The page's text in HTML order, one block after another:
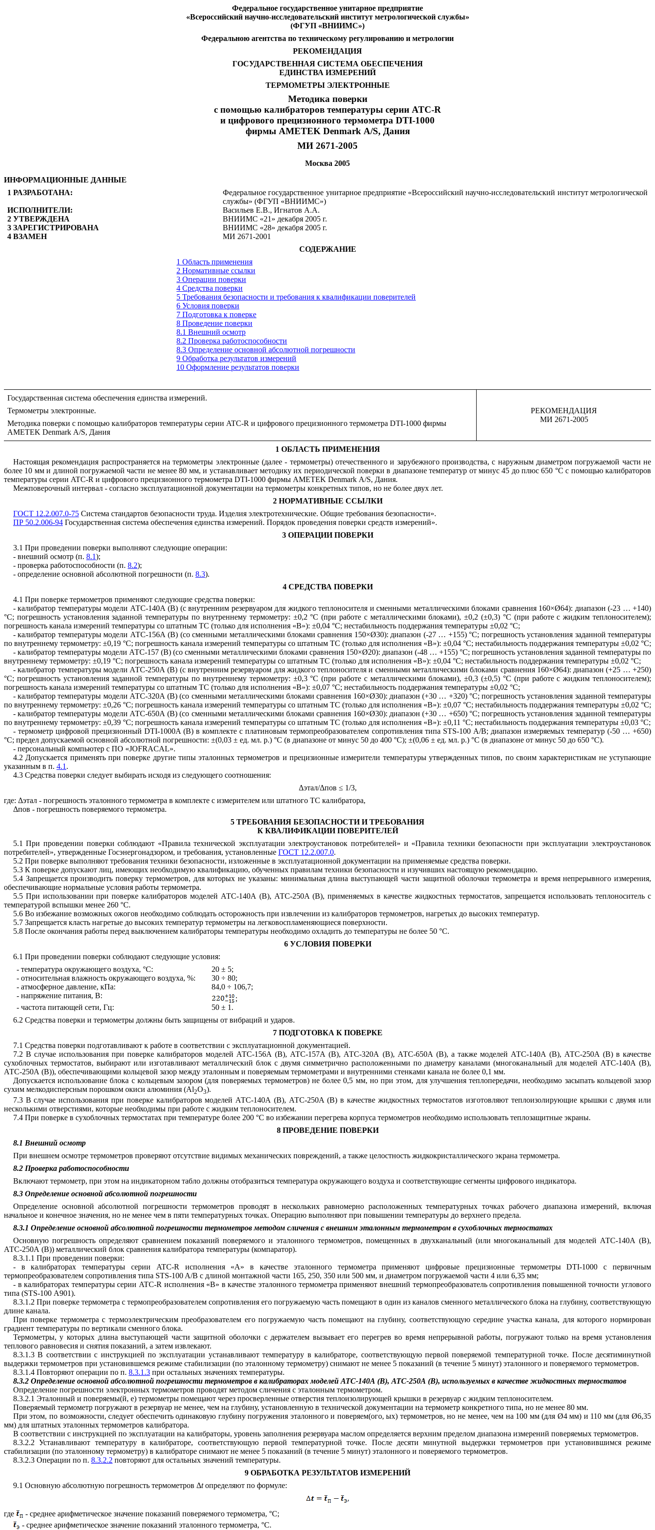
Федеральное государственное унитарное предприятие
«Всероссийский научно-исследовательский институт метрологической службы»
(ФГУП «ВНИИМС»)
Федеральною агентства по техническому регулированию и метрологии
РЕКОМЕНДАЦИЯ
ГОСУДАРСТВЕННАЯ СИСТЕМА ОБЕСПЕЧЕНИЯ
ЕДИНСТВА ИЗМЕРЕНИЙ
ТЕРМОМЕТРЫ ЭЛЕКТРОННЫЕ
Методика поверки
с помощью калибраторов температуры серии ATC-R
и цифрового прецизионного термометра DTI-1000
фирмы АМЕТЕK Denmark А/S, Дания
МИ 2671-2005
Москва 2005
ИНФОРМАЦИОННЫЕ ДАННЫЕ
1 РАЗРАБОТАНА:
Федеральное государственное унитарное предприятие «Всероссийский научно-исследовательский институт метрологической
службы» (ФГУП «ВНИИМС»)
ИСПОЛНИТЕЛИ:
Васильев Е.В., Игнатов А.А.
2 УТВЕРЖДЕНА
ВНИИМС «21» декабря 2005 г.
3 ЗАРЕГИСТРИРОВАНА
ВНИИМС «28» декабря 2005 г.
4 ВЗАМЕН
МИ 2671-2001
СОДЕРЖАНИЕ
1 Область применения
2 Нормативные ссылки
3 Операции поверки
4 Средства поверки
5 Требования безопасности и требования к квалификации поверителей
6 Условия поверки
7 Подготовка к поверке
8 Проведение поверки
8.1 Внешний осмотр
8.2 Проверка работоспособности
8.3 Определение основной абсолютной погрешности
9 Обработка результатов измерений
10 Оформление результатов поверки
Государственная система обеспечения единства измерений.
Термометры электронные.
Методика поверки с помощью калибраторов температуры серии ATC-R и цифрового прецизионного термометра DTI-1000 фирмы
АМЕТЕK Denmark А/S, Дания
РЕКОМЕНДАЦИЯ
МИ 2671-2005
1 ОБЛАСТЬ ПРИМЕНЕНИЯ
Настоящая рекомендация распространяется на термометры электронные (далее - термометры) отечественного и зарубежного производства, с наружным диаметром погружаемой части не
более 10 мм и длиной погружаемой части не менее 80 мм, и устанавливает методику их периодической поверки в диапазоне температур от минус 45 до плюс 650 °С с помощью калибраторов
температуры серии ATC-R и цифрового прецизионного термометра DTI-1000 фирмы АМЕТЕK Denmark А/S, Дания.
Межповерочный интервал - согласно эксплуатационной документации на термометры конкретных типов, но не более двух лет.
2 НОРМАТИВНЫЕ ССЫЛКИ
ГОСТ 12.2.007.0-75Система стандартов безопасности труда. Изделия электротехнические. Общие требования безопасности».
ПР 50.2.006-94Государственная система обеспечения единства измерений. Порядок проведения поверки средств измерений».
3 ОПЕРАЦИИ ПОВЕРКИ
3.1 При проведении поверки выполняют следующие операции:
- внешний осмотр (п. 8.1);
- проверка работоспособности (п. 8.2);
- определение основной абсолютной погрешности (п. 8.3).
4 СРЕДСТВА ПОВЕРКИ
4.1 При поверке термометров применяют следующие средства поверки:
- калибратор температуры модели АТС-140А (В) (с внутренним резервуаром для жидкого теплоносителя и сменными металлическими блоками сравнения 160×Ø64): диапазон (-23 … +140)
°С; погрешность установления заданной температуры по внутреннему термометру: ±0,2 °С (при работе с металлическими блоками), ±0,2 (±0,3) °С (при работе с жидким теплоносителем);
погрешность канала измерений температуры со штатным ТС (только для исполнения «В»): ±0,04 °С; нестабильность поддержания температуры ±0,02 °С;
- калибратор температуры модели АТС-156А (В) (со сменными металлическими блоками сравнения 150×Ø30): диапазон (-27 … +155) °С; погрешность установления заданной температуры
по внутреннему термометру: ±0,19 °С; погрешность канала измерений температуры со штатным ТС (только для исполнения «В»): ±0,04 °С; нестабильность поддержания температуры ±0,02 °С;
- калибратор температуры модели АТС-157 (В) (со сменными металлическими блоками сравнения 150×Ø20): диапазон (-48 … +155) °С; погрешность установления заданной температуры по
внутреннему термометру: ±0,19 °С; погрешность канала измерений температуры со штатным ТС (только для исполнения «В»): ±0,04 °С; нестабильность поддержания температуры ±0,02 °С;
- калибратор температуры модели АТС-250А (В) (с внутренним резервуаром для жидкого теплоносителя и сменными металлическими блоками сравнения 160×Ø64): диапазон (+25 … +250)
°С; погрешность установления заданной температуры по внутреннему термометру: ±0,3 °С (при работе с металлическими блоками), ±0,3 (±0,5) °С (при работе с жидким теплоносителем);
погрешность канала измерений температуры со штатным ТС (только для исполнения «В»): ±0,07 °С; нестабильность поддержания температуры ±0,02 °С;
- калибратор температуры модели АТС-320А (В) (со сменными металлическими блоками сравнения 160×Ø30): диапазон (+30 … +320) °С; погрешность установления заданной температуры
по внутреннему термометру: ±0,26 °С; погрешность канала измерений температуры со штатным ТС (только для исполнения «В»): ±0,07 °С; нестабильность поддержания температуры ±0,02 °С;
- калибратор температуры модели АТС-650А (В) (со сменными металлическими блоками сравнения 160×Ø30): диапазон (+30 … +650) °С; погрешность установления заданной температуры
по внутреннему термометру: ±0,39 °С; погрешность канала измерений температуры со штатным ТС (только для исполнения «В»): ±0,11 °С; нестабильность поддержания температуры ±0,03 °С;
- термометр цифровой прецизионный DTI-1000A (B) в комплекте с платиновым термопреобразователем сопротивления типа STS-100 А/В; диапазон измеряемых температур (-50 … +650)
°С; предел допускаемой основной абсолютной погрешности: ±(0,03 ± ед. мл. р.) °С (в диапазоне от минус 50 до 400 °С); ±(0,06 ± ед. мл. р.) °С (в диапазоне от минус 50 до 650 °С).
- персональный компьютер с ПО «JOFRACAL».
4.2 Допускается применять при поверке другие типы эталонных термометров и прецизионные измерители температуры утвержденных типов, по своим характеристикам не уступающие
указанным в п. 4.1 .
4.3 Средства поверки следует выбирать исходя из следующего соотношения:
Δэтал/Δпов ≤ 1/3,
где: Δэтал - погрешность эталонного термометра в комплекте с измерителем или штатного ТС калибратора,
Δпов - погрешность поверяемого термометра.
5 ТРЕБОВАНИЯ БЕЗОПАСНОСТИ И ТРЕБОВАНИЯ
К КВАЛИФИКАЦИИ ПОВЕРИТЕЛЕЙ
5.1 При проведении поверки соблюдают «Правила технической эксплуатации электроустановок потребителей» и «Правила техники безопасности при эксплуатации электроустановок
потребителей», утвержденные Госэнергонадзором, и требования, установленные ГОСТ 12.2.007.0.
5.2 При поверке выполняют требования техники безопасности, изложенные в эксплуатационной документации на применяемые средства поверки.
5.3 К поверке допускают лиц, имеющих необходимую квалификацию, обученных правилам техники безопасности и изучивших настоящую рекомендацию.
5.4 Запрещается производить поверку термометров, для которых не указаны: минимальная длина выступающей части защитной оболочки термометра и время непрерывного измерения,
обеспечивающие нормальные условия работы термометра.
5.5 При использовании при поверке калибраторов моделей АТС-140А (В), АТС-250А (В), применяемых в качестве жидкостных термостатов, запрещается использовать теплоноситель с
температурой вспышки менее 260 °С.
5.6 Во избежание возможных ожогов необходимо соблюдать осторожность при извлечении из калибраторов термометров, нагретых до высоких температур.
5.7 Запрещается класть нагретые до высоких температур термометры на легковоспламеняющиеся поверхности.
5.8 После окончания работы перед выключением калибраторы температуры необходимо охладить до температуры не более 50 °С.
6 УСЛОВИЯ ПОВЕРКИ
6.1 При проведении поверки соблюдают следующие условия:
- температура окружающего воздуха, °С:
20 ± 5;
- относительная влажность окружающего воздуха, %:
30 ÷ 80;
- атмосферное давление, кПа:
84,0 ÷ 106,7;
- напряжение питания, В:
;
- частота питающей сети, Гц:
50 ± 1.
6.2 Средства поверки и термометры должны быть защищены от вибраций и ударов.
7 ПОДГОТОВКА К ПОВЕРКЕ
7.1 Средства поверки подготавливают к работе в соответствии с эксплуатационной документацией.
7.2 В случае использования при поверке калибраторов моделей АТС-156А (В), АТС-157А (В), АТС-320А (В), АТС-650А (В), а также моделей АТС-140А (В), АТС-250А (В) в качестве
сухоблочных термостатов, выбирают или изготавливают металлический блок с двумя симметрично расположенными по диаметру каналами (многоканальный для моделей АТС-140А (В),
АТС-250А (В)), обеспечивающими кольцевой зазор между эталонным и поверяемым термометрами и внутренними стенками канала не более 0,1 мм.
Допускается использование блока с кольцевым зазором (для поверяемых термометров) не более 0,5 мм, но при этом, для улучшения теплопередачи, необходимо засыпать кольцевой зазор
сухим мелкодисперсным порошком окиси алюминия (Al2O3).
7.3 В случае использования при поверке калибраторов моделей АТС-140А (В), АТС-250А (В) в качестве жидкостных термостатов изготовляют теплоизолирующие крышки с двумя или
несколькими отверстиями, которые необходимы при работе с жидким теплоносителем.
7.4 При поверке в сухоблочных термостатах при температуре более 200 °С во избежании перегрева корпуса термометров необходимо использовать теплозащитные экраны.
8 ПРОВЕДЕНИЕ ПОВЕРКИ
8.1 Внешний осмотр
При внешнем осмотре термометров проверяют отсутствие видимых механических повреждений, а также целостность жидкокристаллического экрана термометра.
8.2 Проверка работоспособности
Включают термометр, при этом на индикаторном табло должны отобразиться температура окружающего воздуха и соответствующие сегменты цифрового индикатора.
8.3 Определение основной абсолютной погрешности
Определение основной абсолютной погрешности термометров проводят в нескольких равномерно расположенных температурных точках рабочего диапазона измерений, включая
начальное и конечное значения, но не менее чем в пяти температурных точках. Операцию выполняют при повышении температуры до верхнего предела.
8.3.1 Определение основной абсолютной погрешности термометров методом сличения с внешним эталонным термометром в сухоблочных термостатах
Основную погрешность определяют сравнением показаний поверяемого и эталонного термометров, помещенных в двухканальный (или многоканальный для моделей АТС-140А (В),
АТС-250А (В)) металлический блок сравнения калибратора температуры (компаратор).
8.3.1.1 При проведении поверки:
- в калибраторах температуры серии ATC-R исполнения «А» в качестве эталонного термометра применяют цифровые прецизионные термометры DTI-1000 с первичным
термопреобразователем сопротивления типа STS-100 A/В с длиной монтажной части 165, 250, 350 или 500 мм, и диаметром погружаемой части 4 или 6,35 мм;
- в калибраторах температуры серии ATC-R исполнения «В» в качестве эталонного термометра применяют внешний термопреобразователь сопротивления повышенной точности углового
типа (STS-100 А901).
8.3.1.2 При поверке термометра с термопреобразователем сопротивления его погружаемую часть помещают в один из каналов сменного металлического блока на глубину, соответствующую
длине канала.
При поверке термометра с термоэлектрическим преобразователем его погружаемую часть помещают на глубину, соответствующую середине участка канала, для которого нормирован
градиент температуры по вертикали сменного блока.
Термометры, у которых длина выступающей части защитной оболочки с держателем вызывает его перегрев во время непрерывной работы, погружают только на время установления
теплового равновесия и снятия показаний, а затем извлекают.
8.3.1.3 В соответствии с инструкцией по эксплуатации устанавливают температуру вкалибраторе, соответствующую первой поверяемой температурной точке. После десятиминутной
выдержки термометров при установившемся режиме стабилизации (по эталонному термометру) снимают не менее 5 показаний (в течение 5 минут) эталонного и поверяемого термометров.
8.3.1.4 Повторяют операции по п. 8.3.1.3при остальных значениях температуры.
8.3.2 Определение основной абсолютной погрешности термометров в калибраторах моделей АТС-140А (В), АТС-250А (В), используемых в качестве жидкостных термостатов
Определение погрешности электронных термометров проводят методом сличения с эталонным термометром.
8.3.2.1 Эталонный и поверяемы(й, е) термометры помещают через просверленные отверстия теплоизолирующей крышки в резервуар с жидким теплоносителем.
Поверяемый термометр погружают в резервуар не менее, чем на глубину, установленную в технической документации на термометр конкретного типа, но не менее 80 мм.
При этом, по возможности, следует обеспечить одинаковую глубину погружения эталонного и поверяем(ого, ых) термометров, но не менее, чем на 100 мм (для Ø4 мм) и 110 мм (для Ø6,35
мм) для штатных эталонных термометров калибратора.
В соответствии с инструкцией по эксплуатации на калибраторы, уровень заполнения резервуара маслом определяется верхним пределом диапазона измерений поверяемых термометров.
8.3.2.2 Устанавливают температуру в калибраторе, соответствующую первойтемпературной точке. После десяти минутной выдержки термометров при установившимся режиме
стабилизации (по эталонному термометру) в калибраторе снимают не менее 5 показаний (в течение 5 минут) эталонного и поверяемого термометров.
8.3.2.3 Операции по п. 8.3.2.2 повторяют для остальных значений температуры.
9 ОБРАБОТКА РЕЗУЛЬТАТОВ ИЗМЕРЕНИЙ
9.1 Основную абсолютную погрешность термометров Δtопределяют по формуле:
где
- среднее арифметическое значение показаний поверяемого термометра, °С;
- среднее арифметическое значение показаний эталонного термометра, °С.